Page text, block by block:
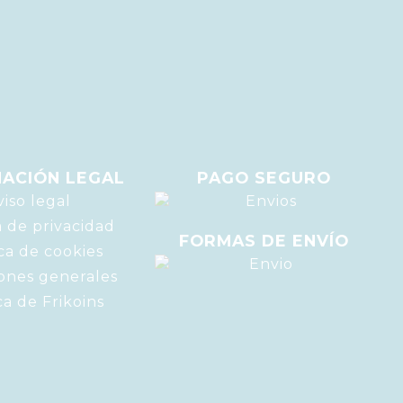
LEGAL
legal
de privacidad
de cookies
generales
de Frikoins
PAGO SEGURO
FORMAS DE ENVÍO